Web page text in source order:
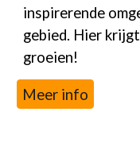
inspirerende
gebied. Hier
groeien!
Meer info